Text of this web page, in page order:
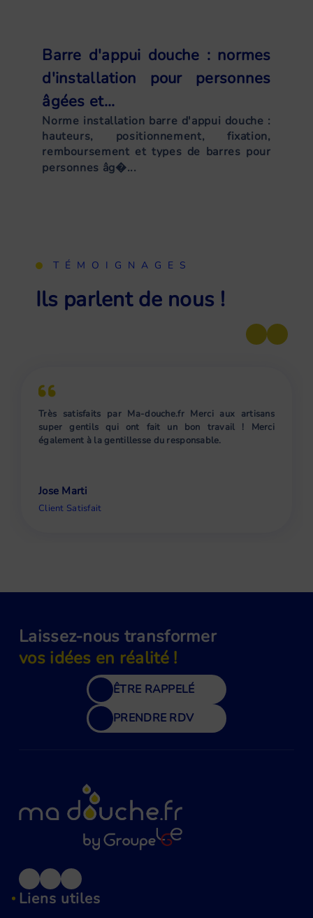
Barre d'appui douche : normes
d'installation pour personnes
âgées et...
Norme installation barre d'appui douche :
hauteurs, positionnement, fixation,
remboursement et types de barres pour
personnes âg�...
TÉMOIGNAGES
Ils parlent de nous !
Très satisfaits par Ma-douche.fr Merci aux artisans
super gentils qui ont fait un bon travail ! Merci
également à la gentillesse du responsable.
Jose Marti
Client Satisfait
Laissez-nous transformer
vos idées en réalité !
ÊTRE RAPPELÉ
PRENDRE RDV
Liens utiles